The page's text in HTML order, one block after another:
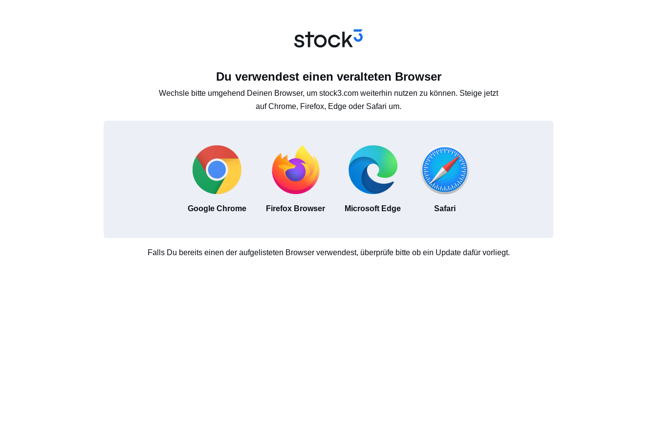
Du verwendest einen veralteten Browser
Wechsle bitte umgehend Deinen Browser, um stock3.com weiterhin nutzen zu können. Steige jetzt
auf Chrome, Firefox, Edge oder Safari um.
Google Chrome Firefox Browser Microsoft Edge Safari
Falls Du bereits einen der aufgelisteten Browser verwendest, überprüfe bitte ob ein Update dafür vorliegt.